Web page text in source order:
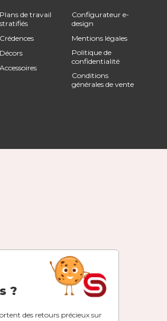
Plans de travail
stratifiés
Crédences
Décors
Accessoires
Configurateur e-
design
Mentions légales
Politique de
confidentialité
Conditions
générales de vente
?
des retours précieux sur